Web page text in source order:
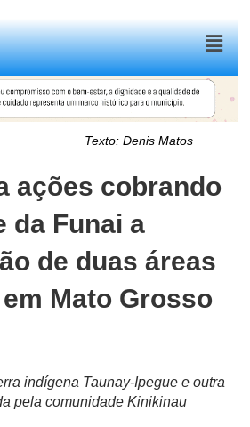
Menu
Texto:Denis Matos
ações cobrando
da Funai a
de duas áreas
Mato Grosso
indígena Taunay-Ipegue e outra
pela comunidade Kinikinau